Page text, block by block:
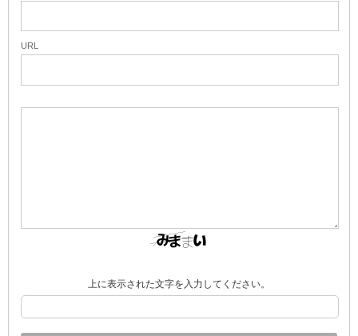
URL
上に表示された文字を入力してください。